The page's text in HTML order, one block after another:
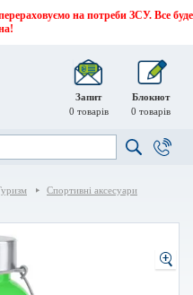
на потреби ЗСУ. Все буде
Запит
0 товарів
Блокнот
0 товарів
Спортивні аксесуари